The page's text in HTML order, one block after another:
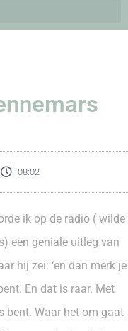
08:02
ik op de radio ( wilde
een geniale uitleg van
hij zei: ‘en dan merk je
En dat is raar. Met
bent. Waar het om gaat